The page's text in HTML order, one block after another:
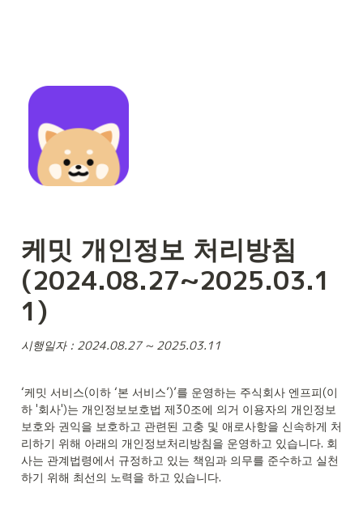
케밋 개인정보 처리방침
(2024.08.27~2025.03.1
1)
시행일자 : 2024.08.27 ~ 2025.03.11
‘케밋 서비스(이하 ‘본 서비스’)’를 운영하는 주식회사 엔프피(이
하 '회사')는 개인정보보호법 제30조에 의거 이용자의 개인정보
보호와 권익을 보호하고 관련된 고충 및 애로사항을 신속하게 처
리하기 위해 아래의 개인정보처리방침을 운영하고 있습니다. 회
사는 관계법령에서 규정하고 있는 책임과 의무를 준수하고 실천
하기 위해 최선의 노력을 하고 있습니다.